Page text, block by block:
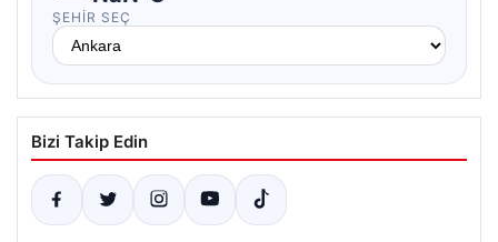
ŞEHIR SEÇ
Bizi Takip Edin